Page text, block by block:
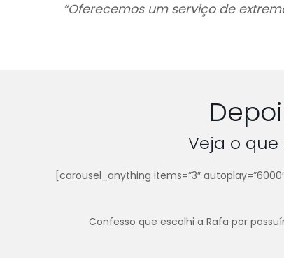
“Oferecemos um serviço de
Veja o
[carousel_anything items=”3″
Confesso que escolhi a Rafa por